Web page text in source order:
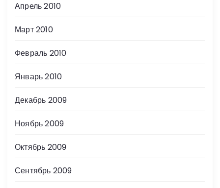
Апрель 2010
Март 2010
Февраль 2010
Январь 2010
Декабрь 2009
Ноябрь 2009
Октябрь 2009
Сентябрь 2009